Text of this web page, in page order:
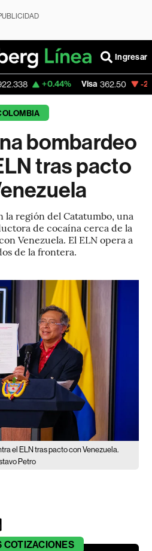
Ingresar
Visa 362.50 -2.15%
bombardeo
tras pacto
la región del Catatumbo, una
de cocaína cerca de la
Venezuela. El ELN opera a
de la frontera.
el ELN tras pacto con Venezuela.
Petro
COTIZACIONES